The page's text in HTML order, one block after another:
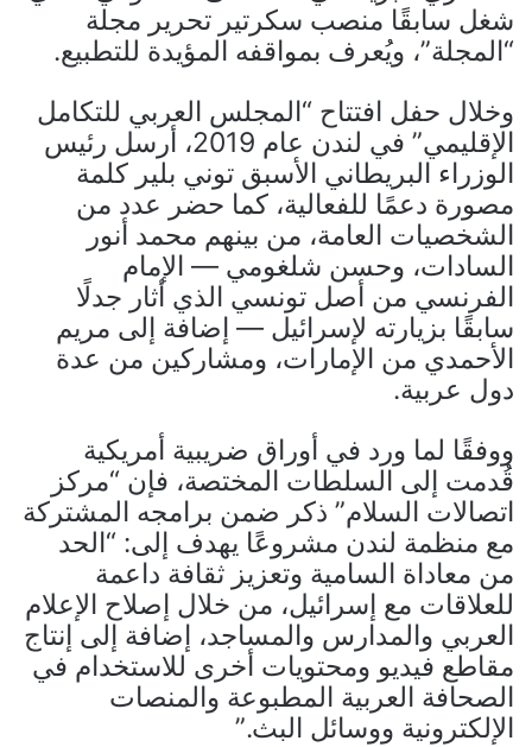
شغل سابقًا منصب سكرتير تحرير مجلة
“المجلة”، ويُعرف بمواقفه المؤيدة للتطبيع.
وخلال حفل افتتاح “المجلس العربي للتكامل
الإقليمي” في لندن عام 2019، أرسل رئيس
الوزراء البريطاني الأسبق توني بلير كلمة
مصورة دعمًا للفعالية، كما حضر عدد من
الشخصيات العامة، من بينهم محمد أنور
السادات، وحسن شلغومي — الإمام
الفرنسي من أصل تونسي الذي أثار جدلًا
سابقًا بزيارته لإسرائيل — إضافة إلى مريم
الأحمدي من الإمارات، ومشاركين من عدة
دول عربية.
ووفقًا لما ورد في أوراق ضريبية أمريكية
قُدمت إلى السلطات المختصة، فإن “مركز
اتصالات السلام” ذكر ضمن برامجه المشتركة
مع منظمة لندن مشروعًا يهدف إلى: “الحد
من معاداة السامية وتعزيز ثقافة داعمة
للعلاقات مع إسرائيل، من خلال إصلاح الإعلام
العربي والمدارس والمساجد، إضافة إلى إنتاج
مقاطع فيديو ومحتويات أخرى للاستخدام في
الصحافة العربية المطبوعة والمنصات
الإلكترونية ووسائل البث.”